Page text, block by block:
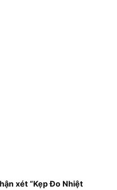
xét “Kẹp Đo Nhiệt